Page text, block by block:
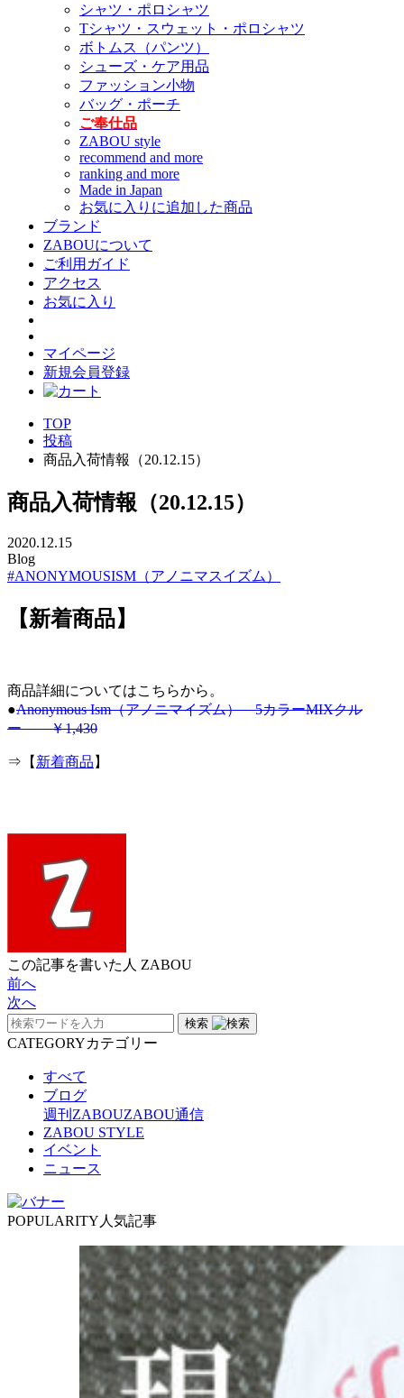
シャツ・ポロシャツ
Tシャツ・スウェット・ポロシャツ
ボトムス（パンツ）
シューズ・ケア用品
ファッション小物
バッグ・ポーチ
ご奉仕品
ZABOU style
recommend and more
ranking and more
Made in Japan
お気に入りに追加した商品
ブランド
ZABOUについて
ご利用ガイド
アクセス
お気に入り
マイページ
新規会員登録
TOP
投稿
商品入荷情報（20.12.15）
商品入荷情報（20.12.15）
2020.12.15
Blog
#ANONYMOUSISM（アノニマスイズム）
【新着商品】
商品詳細についてはこちらから。
●Anonymous Ism（アノニマイズム） 5カラーMIXクル
ー ￥1,430
⇒【 新着商品 】
この記事を書いた人 ZABOU
前へ
次へ
検索
CATEGORYカテゴリー
すべて
ブログ
週刊ZABOUZABOU通信
ZABOU STYLE
イベント
ニュース
POPULARITY 人気記事